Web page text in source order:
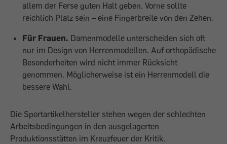
allem der Ferse guten Halt geben. Vorne sollte
reichlich Platz sein – eine Fingerbreite von den Zehen.
Für Frauen. Damenmodelle unterscheiden sich oft
nur im Design von Herrenmodellen. Auf orthopädische
Besonderheiten wird nicht immer Rücksicht
genommen. Möglicherweise ist ein Herrenmodell die
bessere Wahl.
Die Sportartikelhersteller stehen wegen der schlechten
Arbeitsbedingungen in den ausgelagerten
Produktionsstätten im Kreuzfeuer der Kritik.